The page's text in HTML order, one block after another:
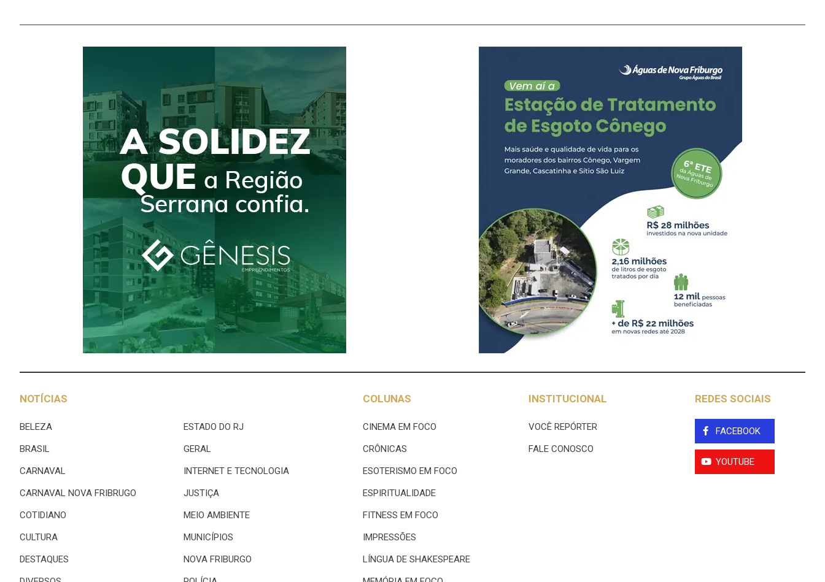
NOTÍCIAS
BELEZA
BRASIL
CARNAVAL
CARNAVAL NOVA FRIBRUGO
COTIDIANO
CULTURA
DESTAQUES
ESTADO DO RJ
GERAL
INTERNET E TECNOLOGIA
JUSTIÇA
MEIO AMBIENTE
MUNICÍPIOS
NOVA FRIBURGO
COLUNAS
CINEMA EM FOCO
CRÔNICAS
ESOTERISMO EM FOCO
ESPIRITUALIDADE
FITNESS EM FOCO
IMPRESSÕES
LÍNGUA DE SHAKESPEARE
INSTITUCIONAL
VOCÊ REPÓRTER
FALE CONOSCO
REDES SOCIAIS
FACEBOOK
YOUTUBE